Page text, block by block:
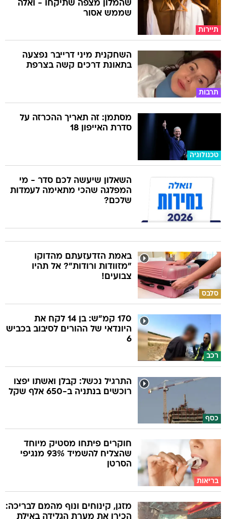
תיירות
שהמלון מצפה שתיקחו - ואלה
שממש אסור
תרבות
השחקנית מיני דרייבר נפצעה
בתאונת דרכים קשה בצרפת
טכנולוגיה
מסתמן: זה תאריך ההכרזה על
סדרת האייפון 18
השאלון שיעשה לכם סדר - מי
המפלגה שהכי מתאימה לעמדות
שלכם?
סלבס
באמת הזדעזעתם מהדוקו
"מזוודות ורודות"? אל תהיו
צבועים!
רכב
170 קמ"ש: בן 14 לקח את
היונדאי של ההורים לסיבוב בכביש
6
כסף
התרגיל נכשל: קבלן ואשתו יפצו
רוכשים בנתניה ב-650 אלף שקל
בריאות
חוקרים פיתחו מסטיק מיוחד
שהצליח להשמיד 93% מנגיפי
הסרטן
מזגן, קינוחים ונוף מהמם לבריכה:
הכירו את מערת הגלידה באילת